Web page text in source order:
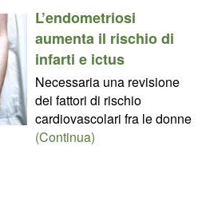
L’endometriosi
aumenta il rischio di
infarti e ictus
Necessaria una revisione
dei fattori di rischio
cardiovascolari fra le donne
(Continua)